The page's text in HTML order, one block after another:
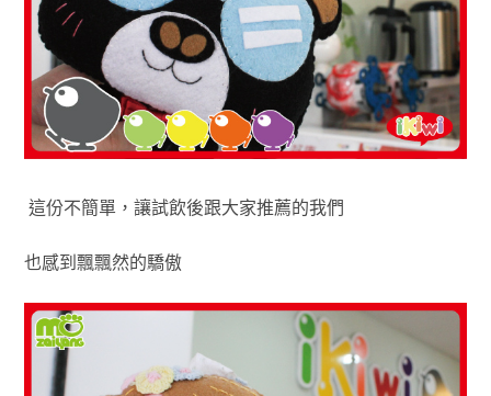
這份不簡單，讓試飲後跟大家推薦的我們
也感到飄飄然的驕傲